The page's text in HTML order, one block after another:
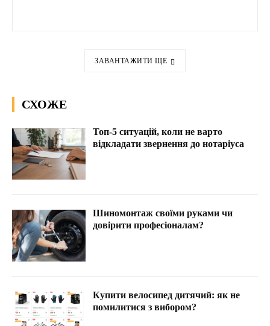
ЗАВАНТАЖИТИ ЩЕ
СХОЖЕ
Топ-5 ситуацій, коли не варто
відкладати звернення до нотаріуса
Шиномонтаж своїми руками чи
довірити професіоналам?
Купити велосипед дитячий: як не
помилитися з вибором?